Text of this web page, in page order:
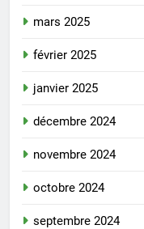
mars 2025
février 2025
janvier 2025
décembre 2024
novembre 2024
octobre 2024
septembre 2024